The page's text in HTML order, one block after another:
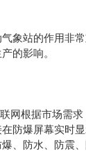
气象站的作用非
的影响。
根据市场需求
防爆屏幕实时显
防水、防震、